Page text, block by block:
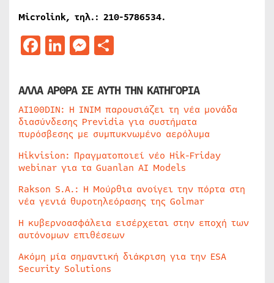
Microlink, τηλ.: 210-5786534.
Facebook
LinkedIn
Messenger
ΑΛΛΑ ΑΡΘΡΑ ΣΕ ΑΥΤΗ ΤΗΝ ΚΑΤΗΓΟΡΙΑ
AI100DIN: Η INIM παρουσιάζει τη νέα μονάδα
διασύνδεσης Previdia για συστήματα
πυρόσβεσης με συμπυκνωμένο αερόλυμα
Hikvision: Πραγματοποιεί νέο Hik-Friday
webinar για τα Guanlan AI Models
Rakson S.A.: Η Μούρθια ανοίγει την πόρτα στη
νέα γενιά θυροτηλεόρασης της Golmar
Η κυβερνοασφάλεια εισέρχεται στην εποχή των
αυτόνομων επιθέσεων
Ακόμη μία σημαντική διάκριση για την ESA
Security Solutions